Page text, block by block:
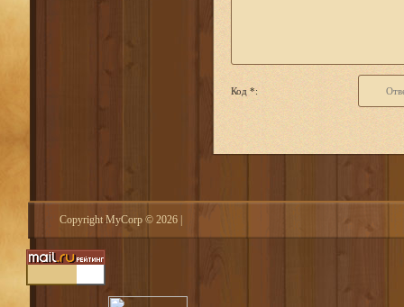
Код *:
Copyright MyCorp © 2026